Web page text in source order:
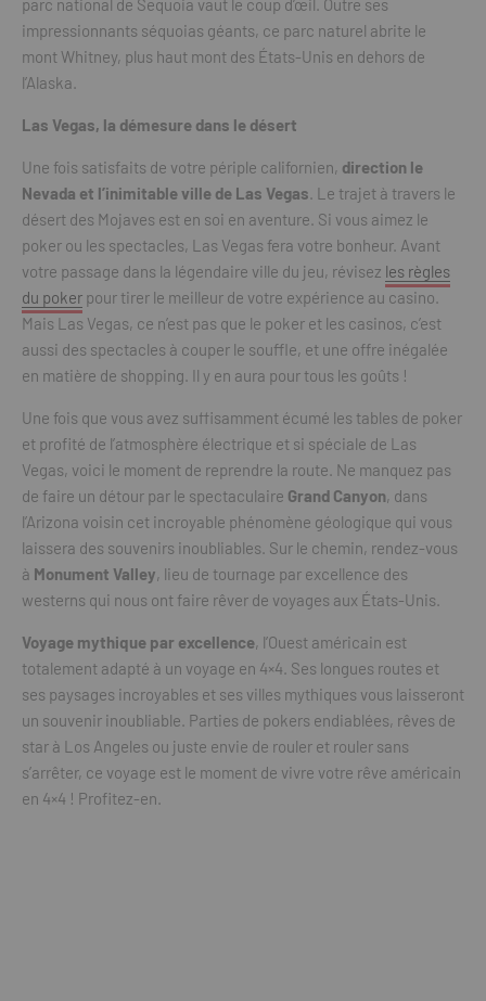
parc national de Sequoia vaut le coup d’œil. Outre ses
impressionnants séquoias géants, ce parc naturel abrite le
mont Whitney, plus haut mont des États-Unis en dehors de
l’Alaska.
Las Vegas, la démesure dans le désert
Une fois satisfaits de votre périple californien, direction le
Nevada et l’inimitable ville de Las Vegas. Le trajet à travers le
désert des Mojaves est en soi en aventure. Si vous aimez le
poker ou les spectacles, Las Vegas fera votre bonheur. Avant
votre passage dans la légendaire ville du jeu, révisez les règles
du poker pour tirer le meilleur de votre expérience au casino.
Mais Las Vegas, ce n’est pas que le poker et les casinos, c’est
aussi des spectacles à couper le souffle, et une offre inégalée
en matière de shopping. Il y en aura pour tous les goûts !
Une fois que vous avez suffisamment écumé les tables de poker
et profité de l’atmosphère électrique et si spéciale de Las
Vegas, voici le moment de reprendre la route. Ne manquez pas
de faire un détour par le spectaculaire Grand Canyon, dans
l’Arizona voisin cet incroyable phénomène géologique qui vous
laissera des souvenirs inoubliables. Sur le chemin, rendez-vous
à Monument Valley, lieu de tournage par excellence des
westerns qui nous ont faire rêver de voyages aux États-Unis.
Voyage mythique par excellence, l’Ouest américain est
totalement adapté à un voyage en 4×4. Ses longues routes et
ses paysages incroyables et ses villes mythiques vous laisseront
un souvenir inoubliable. Parties de pokers endiablées, rêves de
star à Los Angeles ou juste envie de rouler et rouler sans
s’arrêter, ce voyage est le moment de vivre votre rêve américain
en 4×4 ! Profitez-en.